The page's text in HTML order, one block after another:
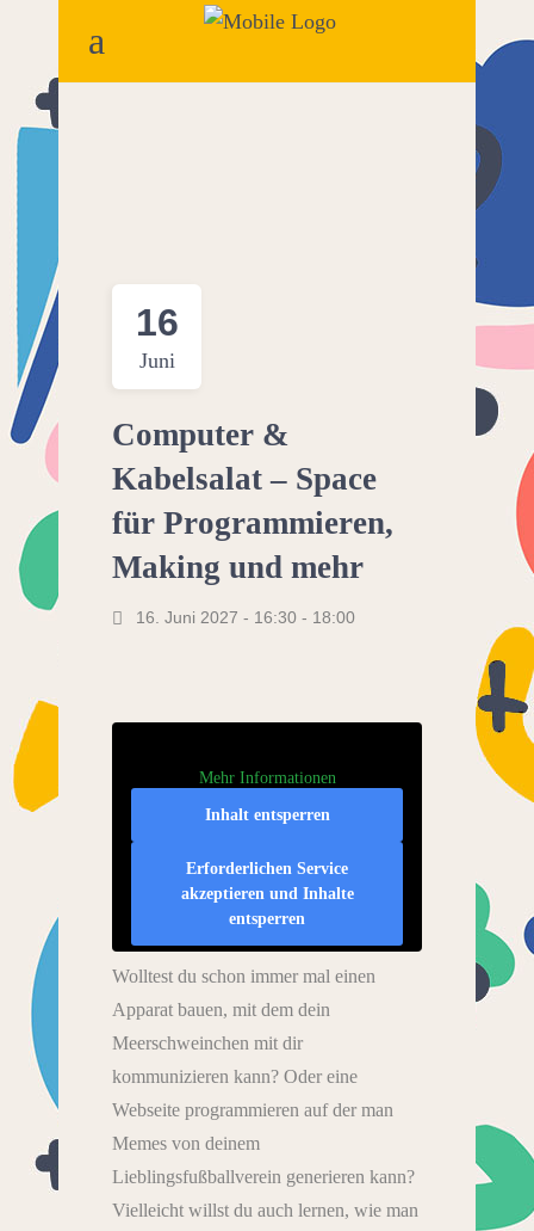
16
Juni
Computer &
Kabelsalat – Space
für Programmieren,
Making und mehr
16. Juni 2027 - 16:30 - 18:00
Mehr Informationen
Inhalt entsperren
Erforderlichen Service
akzeptieren und Inhalte
entsperren
Wolltest du schon immer mal einen
Apparat bauen, mit dem dein
Meerschweinchen mit dir
kommunizieren kann? Oder eine
Webseite programmieren auf der man
Memes von deinem
Lieblingsfußballverein generieren kann?
Vielleicht willst du auch lernen, wie man